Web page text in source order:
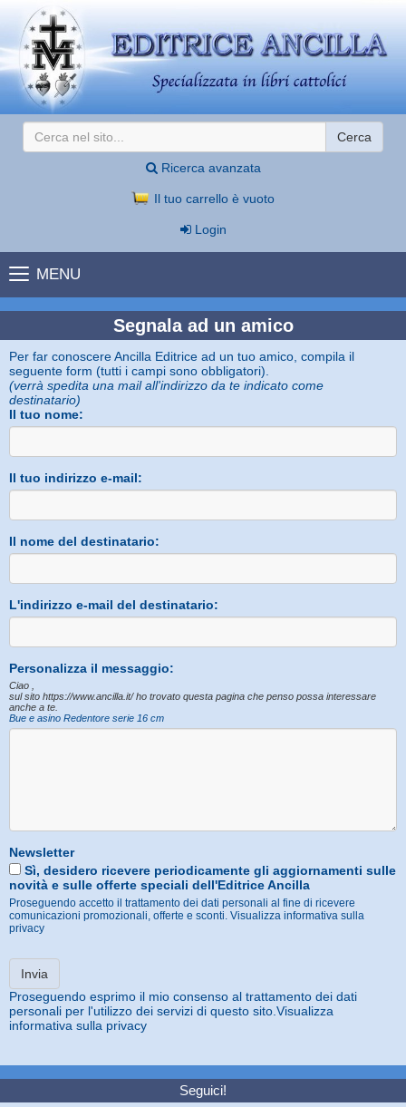
Cerca
Ricerca avanzata
Il tuo carrello è vuoto
Login
MENU
Segnala ad un amico
Per far conoscere Ancilla Editrice ad un tuo amico, compila il
seguente form (tutti i campi sono obbligatori).
(verrà spedita una mail all'indirizzo da te indicato come
destinatario)
Il tuo nome:
Il tuo indirizzo e-mail:
Il nome del destinatario:
L'indirizzo e-mail del destinatario:
Personalizza il messaggio:
Ciao ,
sul sito https://www.ancilla.it/ ho trovato questa pagina che penso possa interessare
anche a te.
Bue e asino Redentore serie 16 cm
Newsletter
Sì, desidero ricevere periodicamente gli aggiornamenti sulle
novità e sulle offerte speciali dell'Editrice Ancilla
Proseguendo accetto il trattamento dei dati personali al fine di ricevere
comunicazioni promozionali, offerte e sconti. Visualizza informativa sulla
privacy
Proseguendo esprimo il mio consenso al trattamento dei dati
personali per l'utilizzo dei servizi di questo sito. Visualizza
informativa sulla privacy
Seguici!